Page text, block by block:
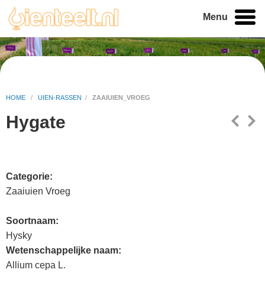
Menu
HOME / UIEN-RASSEN / ZAAIUIEN_VROEG
Hygate
Categorie:
Zaaiuien Vroeg
Soortnaam:
Hysky
Wetenschappelijke naam:
Allium cepa L.